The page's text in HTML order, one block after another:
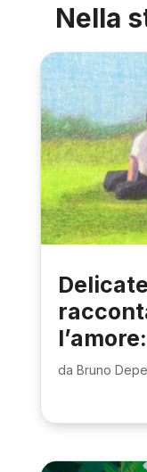
Nella
da Bruno